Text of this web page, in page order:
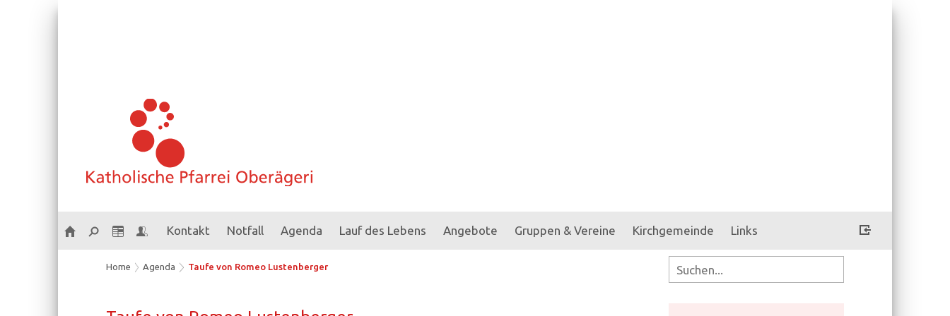
Kontakt Notfall Agenda Lauf des Lebens Angebote Gruppen & Vereine Kirchgemeinde Links
Home Agenda Taufe von Romeo Lustenberger